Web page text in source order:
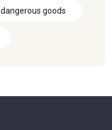
dangerous goods